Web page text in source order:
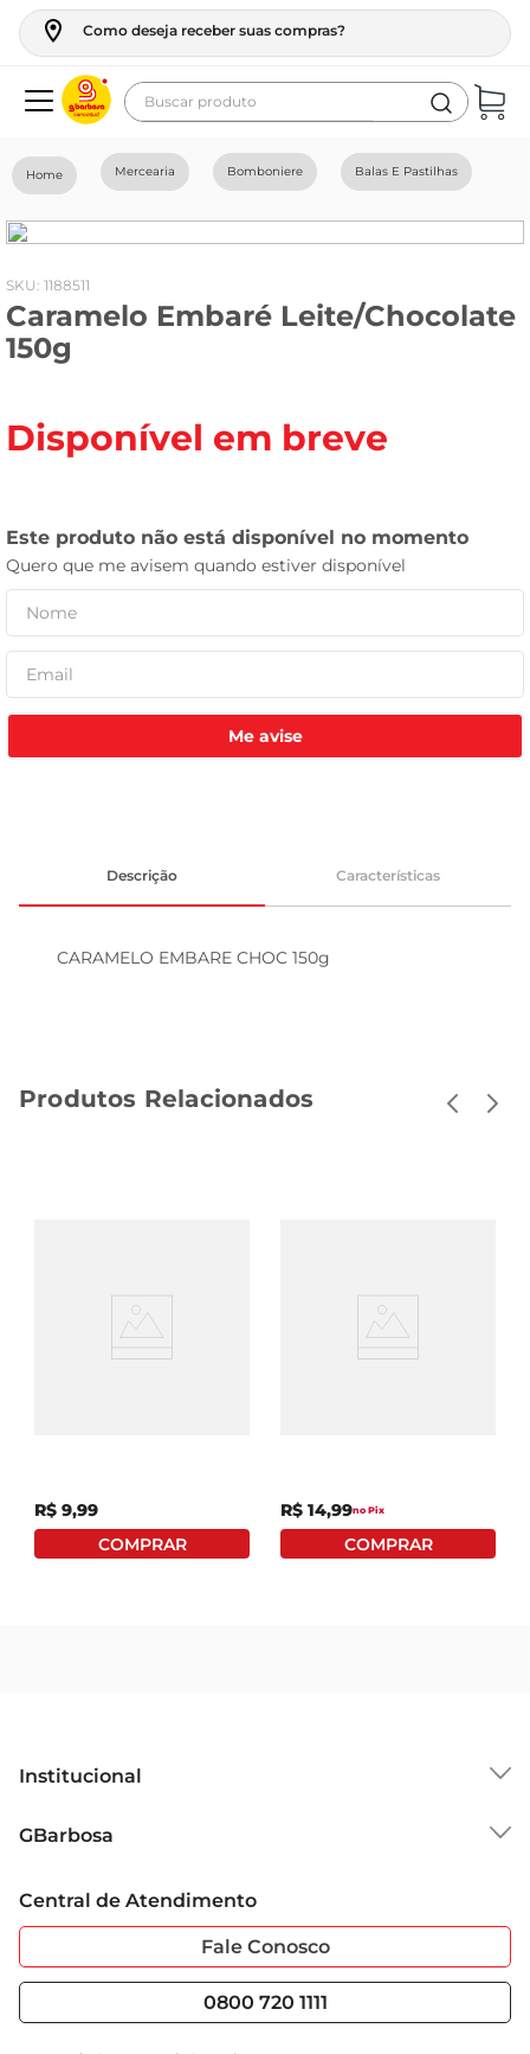
Como deseja receber suas compras?
Buscar produto
Mercearia Bomboniere Balas E Pastilhas
: 1188511
Caramelo Embaré Leite/Chocolate
150g
Disponível em breve
Me avise
Descrição Características
CARAMELO EMBARE CHOC 150g
Produtos Relacionados
R$ 9,99 R$ 14,99no Pix
Institucional
Grupo Cencosud
Sobre Privacidade
Portal do Fornecedo
Nossas Lojas
GBarbosa
Garantia Estendida
Serviços
Black Friday
Central de Atendimento
Fale Conosco
0800 720 1111
geladeira
fogao
café
cerveja
leite
tv